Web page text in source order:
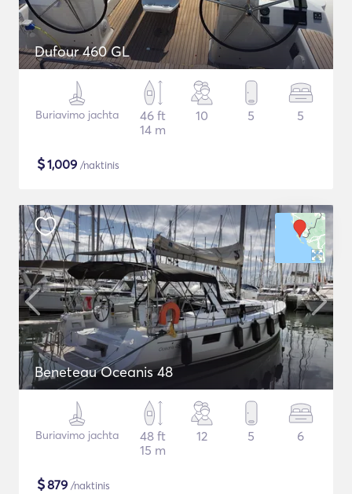
Dufour 460 GL
Buriavimo jachta
46 ft
14 m
10 5 5
$1,009 /naktinis
Beneteau Oceanis 48
Buriavimo jachta
48 ft
15 m
12 5 6
$879 /naktinis